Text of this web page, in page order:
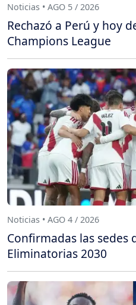
Noticias • AGO 5 / 2026
Rechazó a Perú y hoy
Champions League
Noticias • AGO 4 / 2026
Confirmadas las sedes
Eliminatorias 2030